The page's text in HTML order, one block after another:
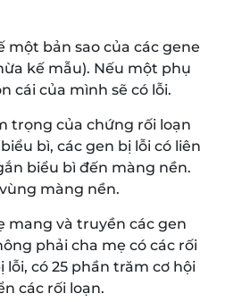
một bản sao của các gene
kế mẫu). Nếu một phụ
cái của mình sẽ có lỗi.
trọng của chứng rối loạn
bì, các gen bị lỗi có liên
biểu bì đến màng nền.
màng nền.
mang và truyền các gen
phải cha mẹ có các rối
có 25 phần trăm cơ hội
các rối loạn.